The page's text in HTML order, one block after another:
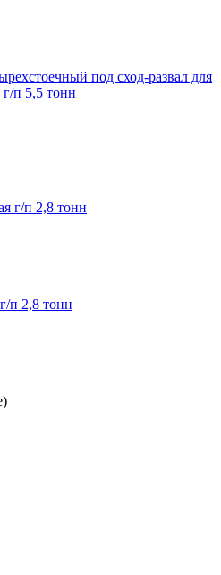
под сход-развал для
п 5,5 тонн
п 2,8 тонн